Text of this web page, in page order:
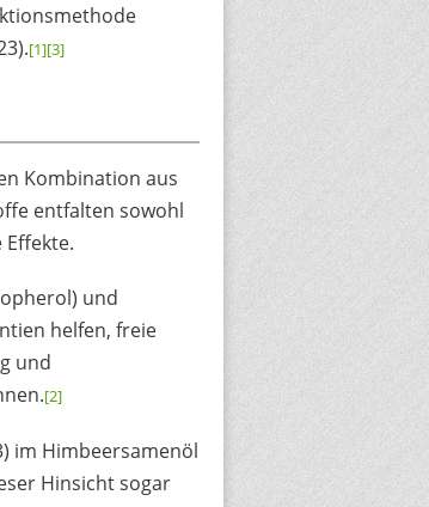
[1][3]
Kombination aus
entfalten sowohl
und
helfen, freie
und
[2]
im Himbeersamenöl
Hinsicht sogar